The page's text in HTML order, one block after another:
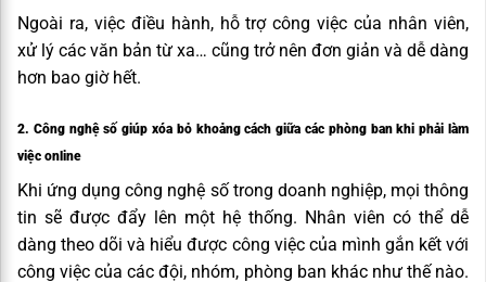
Ngoài ra, việc điều hành, hỗ trợ công việc của nhân viên,
xử lý các văn bản từ xa… cũng trở nên đơn giản và dễ dàng
hơn bao giờ hết.
2. Công nghệ số giúp xóa bỏ khoảng cách giữa các phòng ban khi phải làm
việc online
Khi ứng dụng công nghệ số trong doanh nghiệp, mọi thông
tin sẽ được đẩy lên một hệ thống. Nhân viên có thể dễ
dàng theo dõi và hiểu được công việc của mình gắn kết với
công việc của các đội, nhóm, phòng ban khác như thế nào.